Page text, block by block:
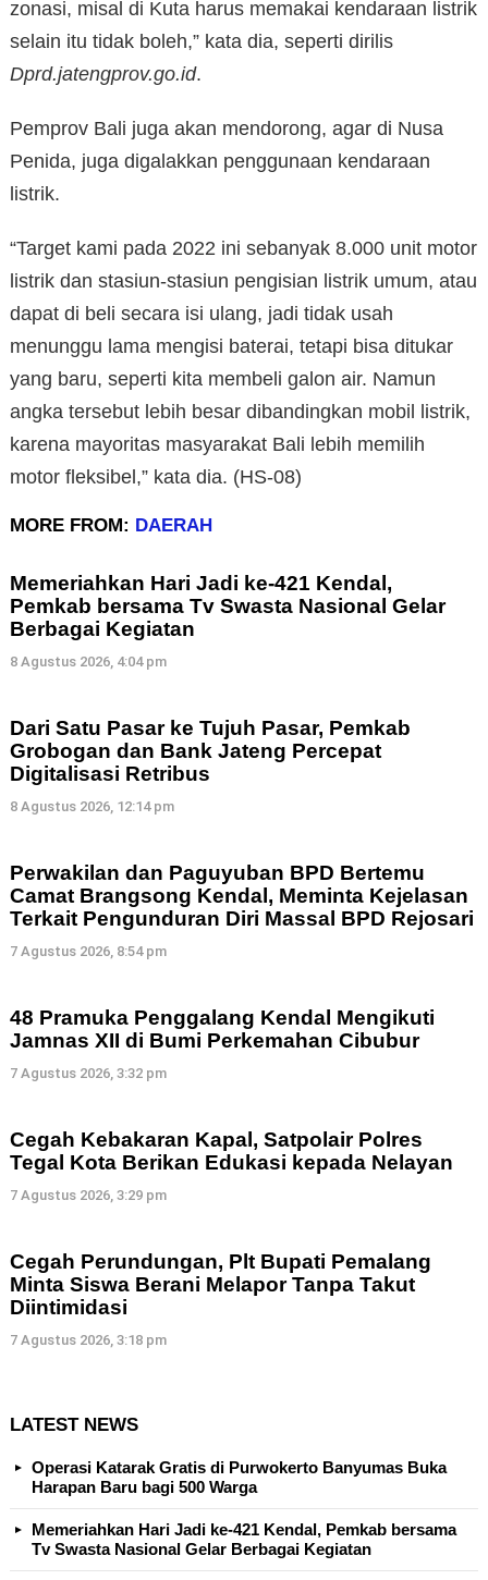
zonasi, misal di Kuta harus memakai kendaraan listrik
selain itu tidak boleh,” kata dia, seperti dirilis
Dprd.jatengprov.go.id.
Pemprov Bali juga akan mendorong, agar di Nusa
Penida, juga digalakkan penggunaan kendaraan
listrik.
“Target kami pada 2022 ini sebanyak 8.000 unit motor
listrik dan stasiun-stasiun pengisian listrik umum, atau
dapat di beli secara isi ulang, jadi tidak usah
menunggu lama mengisi baterai, tetapi bisa ditukar
yang baru, seperti kita membeli galon air. Namun
angka tersebut lebih besar dibandingkan mobil listrik,
karena mayoritas masyarakat Bali lebih memilih
motor fleksibel,” kata dia. (HS-08)
MORE FROM: DAERAH
Memeriahkan Hari Jadi ke-421 Kendal,
Pemkab bersama Tv Swasta Nasional Gelar
Berbagai Kegiatan
8 Agustus 2026, 4:04 pm
Dari Satu Pasar ke Tujuh Pasar, Pemkab
Grobogan dan Bank Jateng Percepat
Digitalisasi Retribus
8 Agustus 2026, 12:14 pm
Perwakilan dan Paguyuban BPD Bertemu
Camat Brangsong Kendal, Meminta Kejelasan
Terkait Pengunduran Diri Massal BPD Rejosari
7 Agustus 2026, 8:54 pm
48 Pramuka Penggalang Kendal Mengikuti
Jamnas XII di Bumi Perkemahan Cibubur
7 Agustus 2026, 3:32 pm
Cegah Kebakaran Kapal, Satpolair Polres
Tegal Kota Berikan Edukasi kepada Nelayan
7 Agustus 2026, 3:29 pm
Cegah Perundungan, Plt Bupati Pemalang
Minta Siswa Berani Melapor Tanpa Takut
Diintimidasi
7 Agustus 2026, 3:18 pm
LATEST NEWS
Operasi Katarak Gratis di Purwokerto Banyumas Buka
Harapan Baru bagi 500 Warga
Memeriahkan Hari Jadi ke-421 Kendal, Pemkab bersama
Tv Swasta Nasional Gelar Berbagai Kegiatan